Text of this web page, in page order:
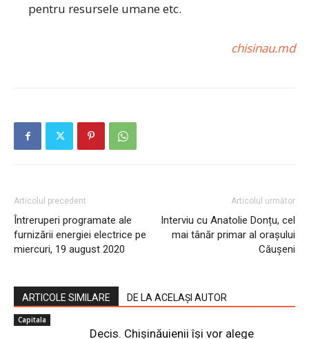
pentru resursele umane etc.
chisinau.md
Articolul precedent
Întreruperi programate ale
furnizării energiei electrice pe
miercuri, 19 august 2020
Articolul următor
Interviu cu Anatolie Donțu, cel
mai tânăr primar al orașului
Căușeni
ARTICOLE SIMILARE DE LA ACELAȘI AUTOR
Capitala
Decis. Chișinăuienii își vor alege